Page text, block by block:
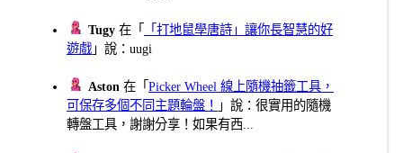
Tugy 在「
「打地鼠學唐詩」讓你長智慧的好
遊戲 」說：uugi
Aston 在「Picker Wheel 線上隨機抽籤工具，
可保存多個不同主題輪盤！
」說：很實用的隨機
轉盤工具，謝謝分享！如果有西...